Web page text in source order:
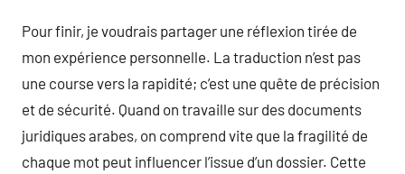
Pour finir, je voudrais partager une réflexion tirée de
mon expérience personnelle. La traduction n’est pas
une course vers la rapidité; c’est une quête de précision
et de sécurité. Quand on travaille sur des documents
juridiques arabes, on comprend vite que la fragilité de
chaque mot peut influencer l’issue d’un dossier. Cette